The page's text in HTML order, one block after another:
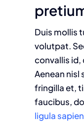
Duis mollis
volutpat.
convallis id,
Aenean nisl
fringilla et,
faucibus,
ligula